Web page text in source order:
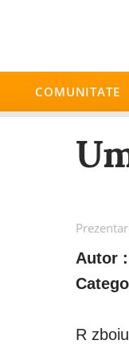
COMUNITATE
Autor :
R